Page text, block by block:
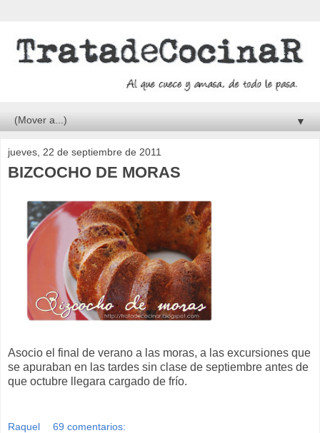
▼
jueves, 22 de septiembre de 2011
BIZCOCHO DE MORAS
Asocio el final de verano a las moras, a las excursiones que
se apuraban en las tardes sin clase de septiembre antes de
que octubre llegara cargado de frío.
Raquel 69 comentarios: